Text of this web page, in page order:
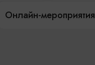
Онлайн-мероприятия